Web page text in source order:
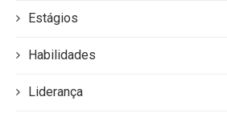
Estágios
Habilidades
Liderança